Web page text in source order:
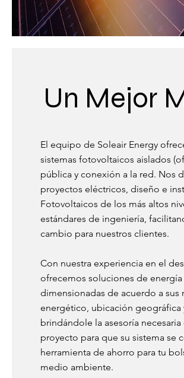
Un Mejor
El equipo de Soleair Energy
sistemas fotovoltaicos aislados
pública y conexión a la red. Nos
proyectos eléctricos, diseño e
Fotovoltaicos de los más altos
estándares de ingeniería,
cambio para nuestros clientes.
Con nuestra experiencia en el
ofrecemos soluciones de energía
dimensionadas de acuerdo a sus
energético, ubicación geográfica
brindándole la asesoría
proyecto para que su sistema se
herramienta de ahorro para tu
medio ambiente.